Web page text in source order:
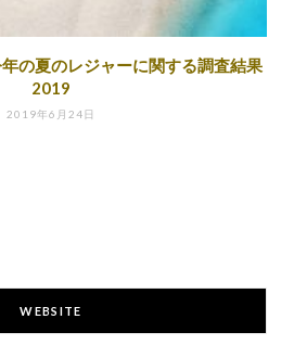
年の夏のレジャーに関する調査結果
2019
2019年6月24日
WEBSITE